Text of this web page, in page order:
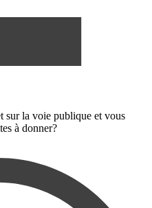
sur la voie publique et vous
à donner?